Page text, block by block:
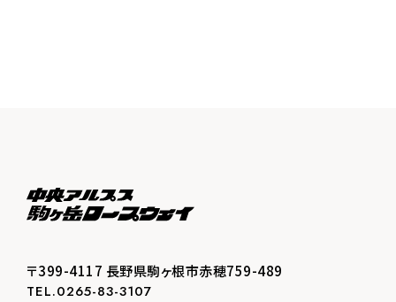
〒399-4117 長野県駒ヶ根市赤穂759-489
TEL.0265-83-3107